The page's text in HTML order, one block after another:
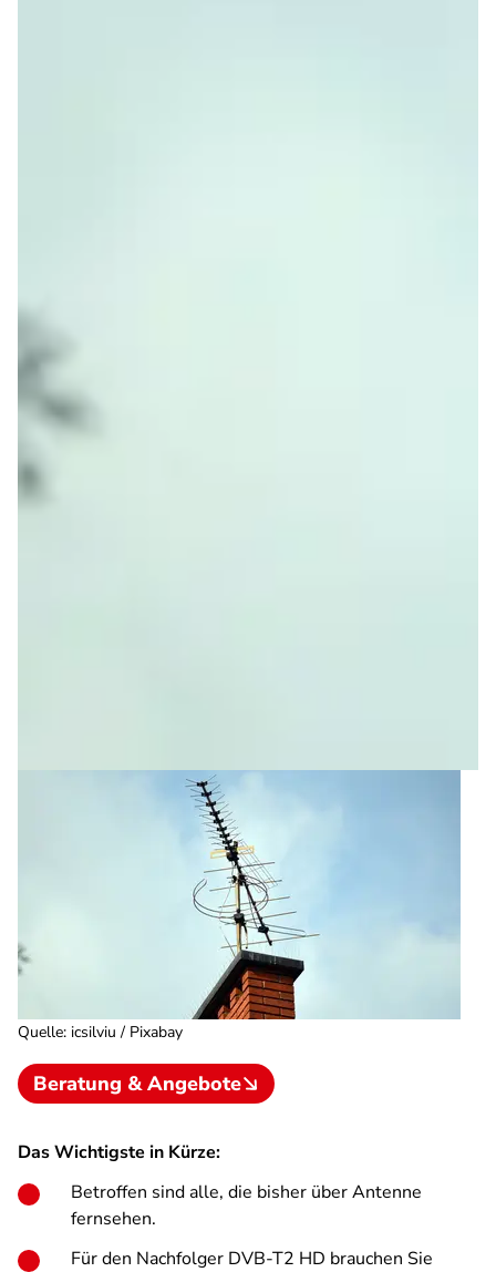
Quelle: icsilviu / Pixabay
Beratung & Angebote
Das Wichtigste in Kürze:
Betroffen sind alle, die bisher über Antenne
fernsehen.
Für den Nachfolger DVB-T2 HD brauchen Sie